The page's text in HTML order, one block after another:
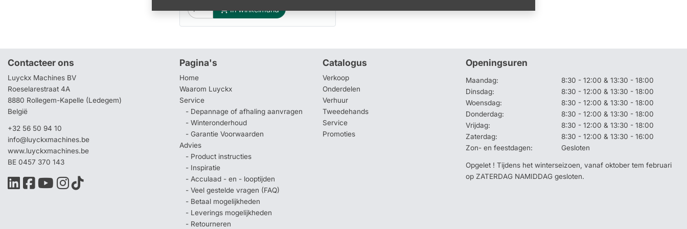
In winkelmand
Contacteer ons
Luyckx Machines BV
Roeselarestraat 4A
8880 Rollegem-Kapelle (Ledegem)
België
+32 56 50 94 10
info@luyckxmachines.be
www.luyckxmachines.be
BE 0457 370 143
Pagina's
Home
Waarom Luyckx
Service
- Depannage of afhaling aanvragen
- Winteronderhoud
- Garantie Voorwaarden
Advies
- Product instructies
- Inspiratie
- Acculaad - en - looptijden
- Veel gestelde vragen (FAQ)
- Betaal mogelijkheden
- Leverings mogelijkheden
- Retourneren
Catalogus
Verkoop
Onderdelen
Verhuur
Tweedehands
Service
Promoties
Openingsuren
Maandag:
8:30 - 12:00 & 13:30 - 18:00
Dinsdag:
8:30 - 12:00 & 13:30 - 18:00
Woensdag:
8:30 - 12:00 & 13:30 - 18:00
Donderdag:
8:30 - 12:00 & 13:30 - 18:00
Vrijdag:
8:30 - 12:00 & 13:30 - 18:00
Zaterdag:
8:30 - 12:00 & 13:30 - 16:00
Zon- en feestdagen:
Gesloten
Opgelet ! Tijdens het winterseizoen, vanaf oktober tem februari
op ZATERDAG NAMIDDAG gesloten.